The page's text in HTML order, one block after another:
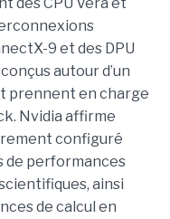
9 et des DPU
autour d’un
prennent en charge
Nvidia affirme
configuré
de performances
ainsi
de calcul en